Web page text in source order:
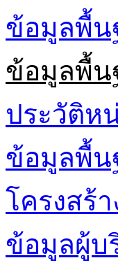
ข้อมูลพื้น
ข้อมูลพื้น
ประวัติห
ข้อมูลพื้น
โครงสร้
ข้อมูลผู้บ